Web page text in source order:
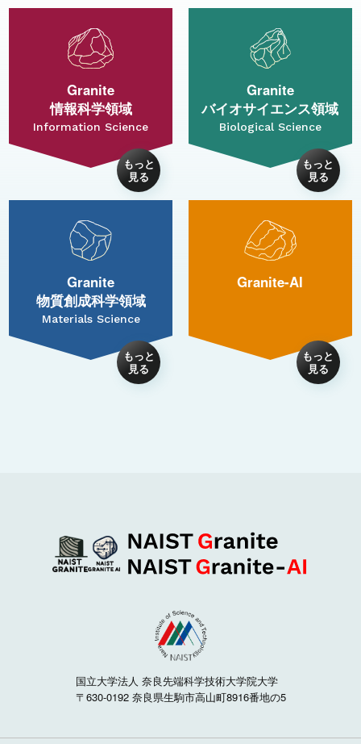
Granite
情報科学領域
Information Science
Granite
バイオサイエンス領域
Biological Science
Granite
物質創成科学領域
Materials Science
Granite-AI
国立大学法人 奈良先端科学技術大学院大学
〒630-0192 奈良県生駒市高山町8916番地の5